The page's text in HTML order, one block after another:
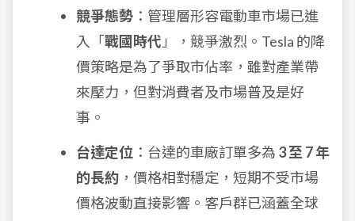
競爭態勢 ：管理層形容電動車市場已進
入「戰國時代 」，競爭激烈。Tesla 的降
價策略是為了爭取市佔率，雖對產業帶
來壓力，但對消費者及市場普及是好
事。
台達定位 ：台達的車廠訂單多為 3 至 7 年
的長約 ，價格相對穩定，短期不受市場
價格波動直接影響。客戶群已涵蓋全球